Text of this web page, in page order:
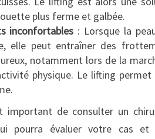
plus ferme et galbée.
inconfortables : Lorsque la
elle peut entraîner des
notamment lors de la
physique. Le lifting permet
de consulter un
pourra évaluer votre cas et